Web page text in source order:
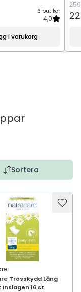
6 butiker
4,0
i varukorg
Sortera
Trosskydd Lång
Inslagen 16 st